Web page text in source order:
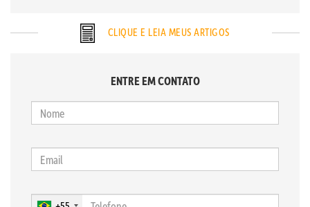
CLIQUE E LEIA MEUS ARTIGOS
ENTRE EM CONTATO